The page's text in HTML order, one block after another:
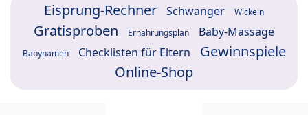
Eisprung-Rechner Schwanger Wickeln
Gratisproben Ernährungsplan Baby-Massage
Babynamen Checklisten für Eltern
Gewinnspiele
Online-Shop